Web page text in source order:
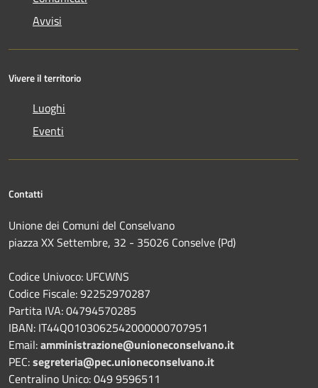
Avvisi
Vivere il territorio
Luoghi
Eventi
Contatti
Unione dei Comuni del Conselvano
piazza XX Settembre, 32 - 35026 Conselve (Pd)
Codice Univoco: UFCWNS
Codice Fiscale: 92252970287
Partita IVA: 04794570285
IBAN: IT44Q0103062542000000707951
Email:amministrazione@unioneconselvano.it
PEC:segreteria@pec.unioneconselvano.it
Centralino Unico: 049 9596511